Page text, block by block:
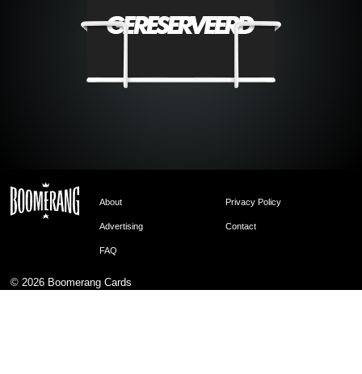
About Privacy Policy
Advertising Contact
FAQ
© 2026 Boomerang Cards